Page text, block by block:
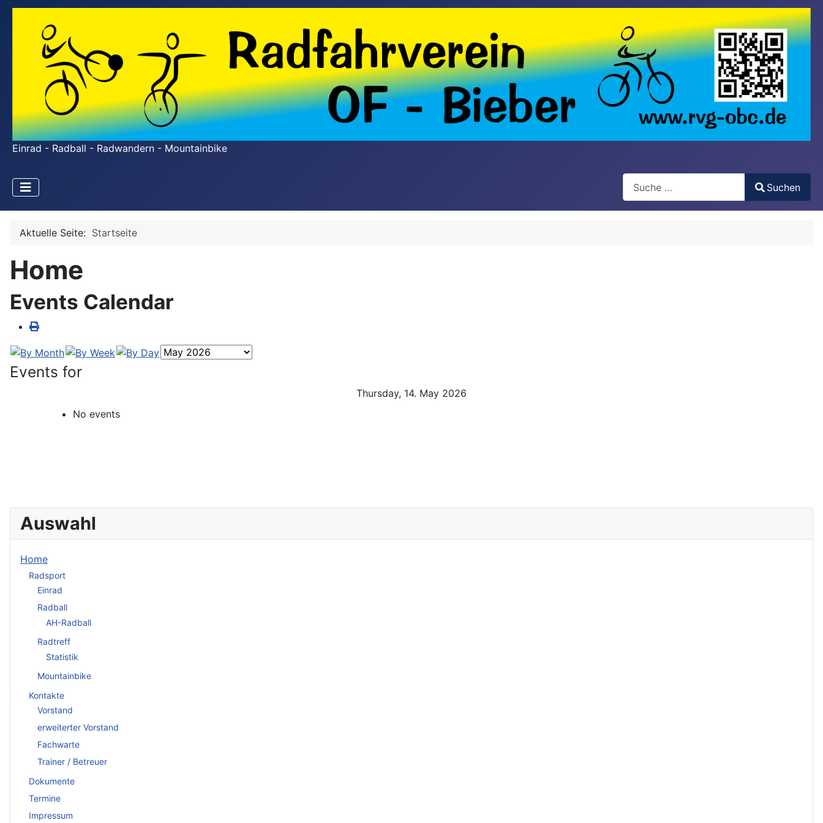
Einrad - Radball - Radwandern - Mountainbike
Type 2 or more characters for results.
Suchen
Aktuelle Seite: Startseite
Home
Events Calendar
Events for
Thursday, 14. May 2026
No events
Auswahl
Home
Radsport
Einrad
Radball
AH-Radball
Radtreff
Statistik
Mountainbike
Kontakte
Vorstand
erweiterter Vorstand
Fachwarte
Trainer / Betreuer
Dokumente
Termine
Impressum